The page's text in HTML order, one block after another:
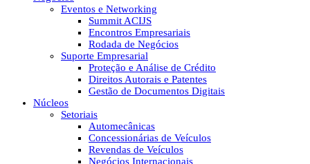
Eventos e Networking
Summit ACIJS
Encontros Empresariais
Rodada de Negócios
Suporte Empresarial
Proteção e Análise de Crédito
Direitos Autorais e Patentes
Gestão de Documentos Digitais
Núcleos
Setoriais
Automecânicas
Concessionárias de Veículos
Revendas de Veículos
Negócios Internacionais